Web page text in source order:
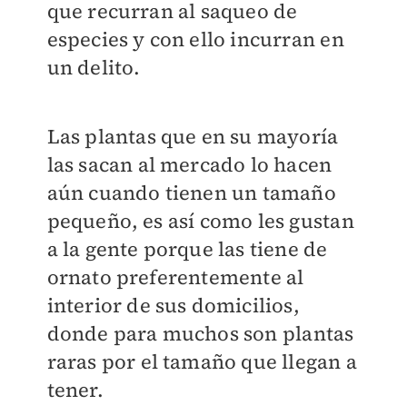
que recurran al saqueo de
especies y con ello incurran en
un delito.
Las plantas que en su mayoría
las sacan al mercado lo hacen
aún cuando tienen un tamaño
pequeño, es así como les gustan
a la gente porque las tiene de
ornato preferentemente al
interior de sus domicilios,
donde para muchos son plantas
raras por el tamaño que llegan a
tener.